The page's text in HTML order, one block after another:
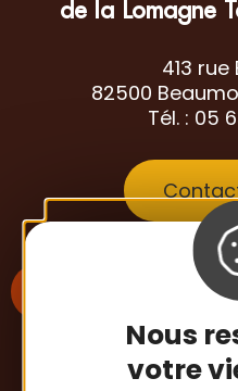
Nous
votre
de la Lomagne
413
82500
Tél. : 05
S'inscrire